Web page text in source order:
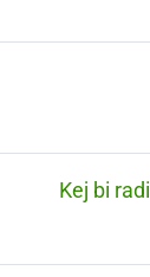
Kej bi